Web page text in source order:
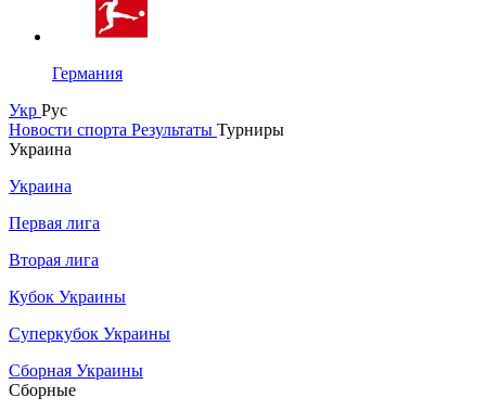
Германия
Укр Рус
Новости спорта Результаты Турниры
Украина
Украина
Первая лига
Вторая лига
Кубок Украины
Суперкубок Украины
Сборная Украины
Сборные